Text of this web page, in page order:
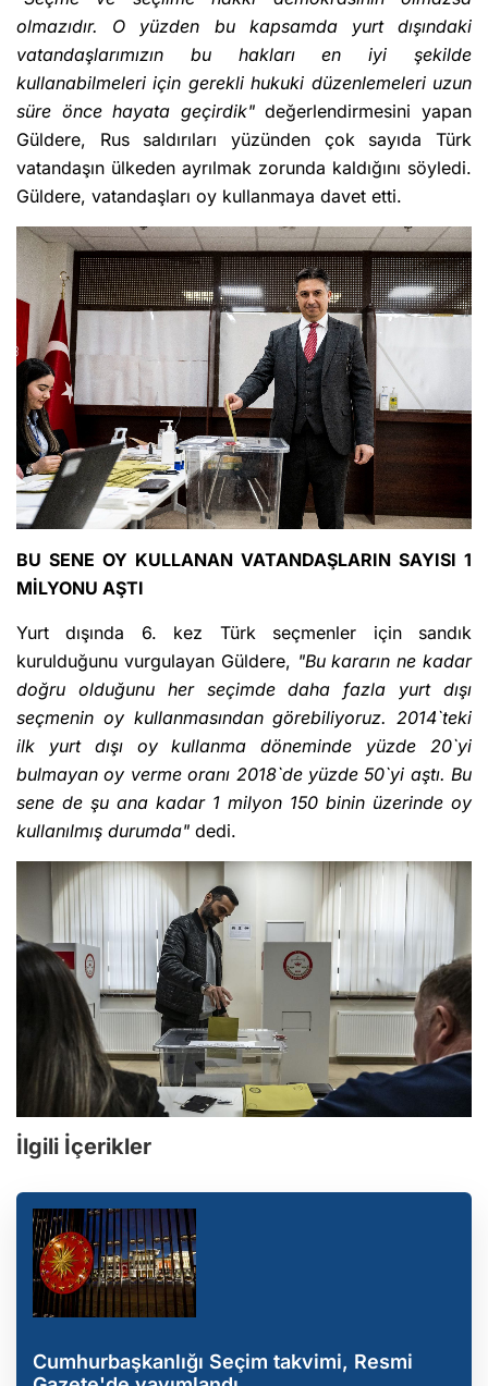
olmazıdır. O yüzden bu kapsamda yurt dışındaki
vatandaşlarımızın bu hakları en iyi şekilde
kullanabilmeleri için gerekli hukuki düzenlemeleri uzun
süre önce hayata geçirdik"değerlendirmesini yapan
Güldere, Rus saldırıları yüzünden çok sayıda Türk
vatandaşın ülkeden ayrılmak zorunda kaldığını söyledi.
Güldere, vatandaşları oy kullanmaya davet etti.
BU SENE OY KULLANAN VATANDAŞLARIN SAYISI 1
MİLYONU AŞTI
Yurt dışında 6. kez Türk seçmenler için sandık
kurulduğunu vurgulayan Güldere, "Bu kararın ne kadar
doğru olduğunu her seçimde daha fazla yurt dışı
seçmenin oy kullanmasından görebiliyoruz. 2014`teki
ilk yurt dışı oy kullanma döneminde yüzde 20`yi
bulmayan oy verme oranı 2018`de yüzde 50`yi aştı. Bu
sene de şu ana kadar 1 milyon 150 binin üzerinde oy
kullanılmış durumda" dedi.
İlgili İçerikler
Cumhurbaşkanlığı Seçim takvimi, Resmi